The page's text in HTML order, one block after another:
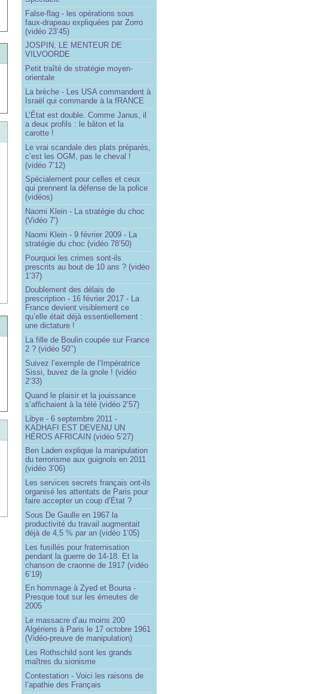
False-flag - les opérations sous
faux-drapeau expliquées par Zorro
(vidéo 23’45)
JOSPIN, LE MENTEUR DE
VILVOORDE
Petit traîté de stratégie moyen-
orientale
La brèche - Les USA commandent à
Israël qui commande à la fRANCE
L’État est double. Comme Janus, il
a deux profils : le bâton et la
carotte !
Le vrai scandale des plats préparés,
c’est les OGM, pas le cheval !
(vidéo 7’12)
Spécialement pour celles et ceux
qui prennent la défense de la police
(vidéos)
Naomi Klein - La stratégie du choc
(Vidéo 7’)
Naomi Klein - 9 février 2009 - La
stratégie du choc (vidéo 78’50)
Pourquoi les crimes sont-ils
prescrits au bout de 10 ans ? (vidéo
1’37)
Doublement des délais de
prescription - 16 février 2017 - La
France devient visiblement ce
qu’elle était déjà essentiellement :
une dictature !
La fille de Boulin coupée sur France
2 ? (vidéo 50’’)
Suivez l’exemple de l’Impératrice
Sissi, buvez de la gnole ! (vidéo
2’33)
Quand le plaisir et la jouissance
s’affichaient à la télé (vidéo 2’57)
Libye - 6 septembre 2011 -
KADHAFI EST DEVENU UN
HÉROS AFRICAIN (vidéo 5’27)
Ben Laden explique la manipulation
du terrorisme aux guignols en 2011
(vidéo 3’06)
Les services secrets français ont-ils
organisé les attentats de Paris pour
faire accepter un coup d’État ?
Sous De Gaulle en 1967 la
productivité du travail augmentait
déjà de 4,5 % par an (vidéo 1’05)
Les fusillés pour fraternisation
pendant la guerre de 14-18. Et la
chanson de craonne de 1917 (vidéo
6’19)
En hommage à Zyed et Bouna -
Presque tout sur les émeutes de
2005
Le massacre d’au moins 200
Algériens à Paris le 17 octobre 1961
(Vidéo-preuve de manipulation)
Les Rothschild sont les grands
maîtres du sionisme
Contestation - Voici les raisons de
l’apathie des Français